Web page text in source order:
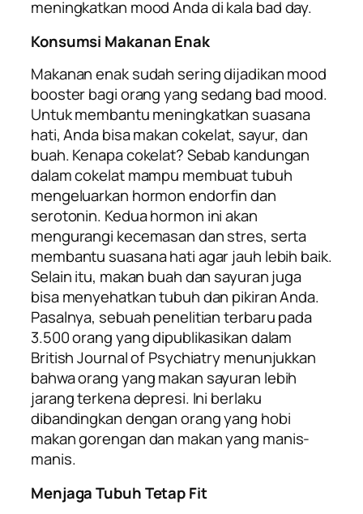
meningkatkan moodAnda di kalabad day.
Konsumsi Makanan Enak
Makanan enak sudah sering dijadikanmood
boosterbagi orang yang sedang bad mood.
Untuk membantu meningkatkan suasana
hati, Anda bisa makan cokelat, sayur, dan
buah. Kenapa cokelat? Sebab kandungan
dalam cokelat mampu membuat tubuh
mengeluarkan hormonendorfindan
serotonin. Kedua hormon ini akan
mengurangi kecemasan dan stres, serta
membantu suasana hati agar jauh lebih baik.
Selain itu, makan buah dan sayuran juga
bisa menyehatkan tubuh dan pikiran Anda.
Pasalnya, sebuah penelitian terbaru pada
3.500 orang yang dipublikasikan dalam
British Journal of Psychiatrymenunjukkan
bahwa orang yang makan sayuran lebih
jarang terkena depresi. Ini berlaku
dibandingkan dengan orang yang hobi
makan gorengan dan makan yang manis-
manis.
Menjaga Tubuh Tetap Fit